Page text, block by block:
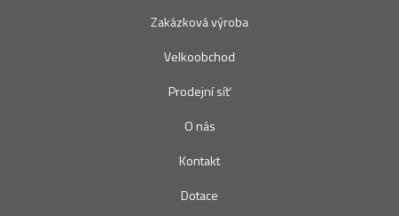
Zakázková výroba
Velkoobchod
Prodejní síť
O nás
Kontakt
Dotace